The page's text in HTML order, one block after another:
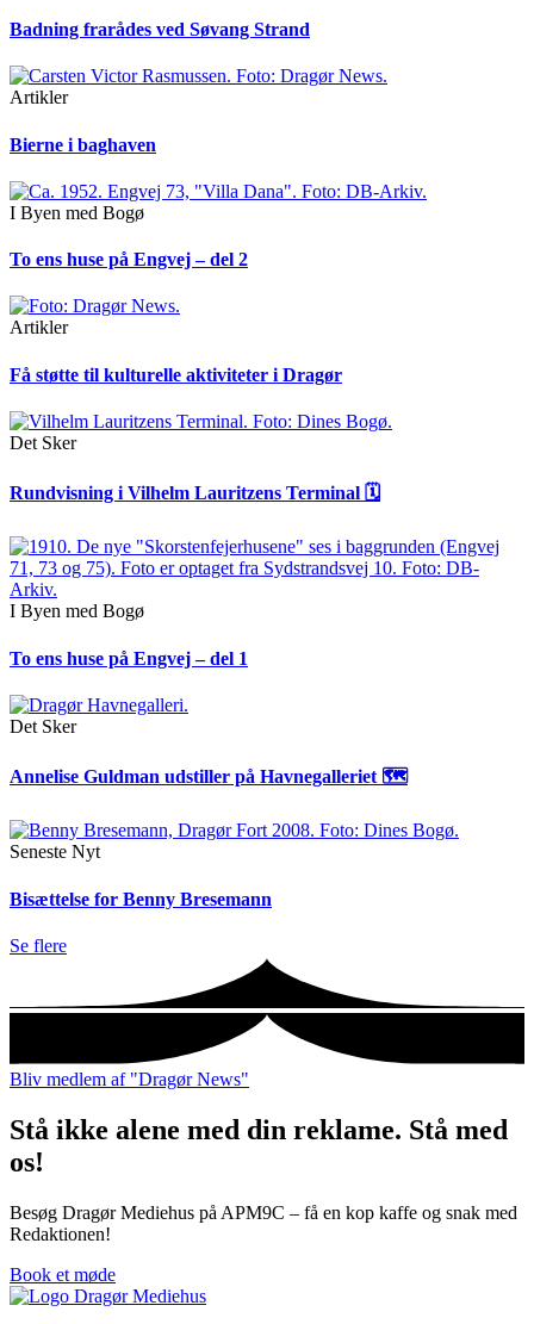
Badning frarådes ved Søvang Strand
Artikler
Bierne i baghaven
I Byen med Bogø
To ens huse på Engvej – del 2
Artikler
Få støtte til kulturelle aktiviteter i Dragør
Det Sker
Rundvisning i Vilhelm Lauritzens Terminal 🗓
I Byen med Bogø
To ens huse på Engvej – del 1
Det Sker
Annelise Guldman udstiller på Havnegalleriet 🗺
Seneste Nyt
Bisættelse for Benny Bresemann
Se flere
Bliv medlem af "Dragør News"
Stå ikke alene med din reklame. Stå med
os!
Besøg Dragør Mediehus på APM9C – få en kop kaffe og snak med
Redaktionen!
Book et møde